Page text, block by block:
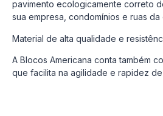
pavimento ecologicamente correto
sua empresa, condomínios e ruas da
Material de alta qualidade e
A Blocos Americana conta também
que facilita na agilidade e rapidez